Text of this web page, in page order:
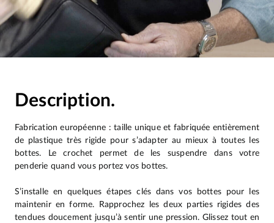
Description.
Fabrication européenne : taille unique et fabriquée entièrement
de plastique très rigide pour s’adapter au mieux à toutes les
bottes. Le crochet permet de les suspendre dans votre
penderie quand vous portez vos bottes.
S’installe en quelques étapes clés dans vos bottes pour les
maintenir en forme. Rapprochez les deux parties rigides des
tendues doucement jusqu’à sentir une pression. Glissez tout en